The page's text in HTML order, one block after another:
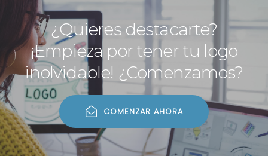
¿Quieres destacarte?
¡Empieza por tener tu logo
inolvidable! ¿Comenzamos?
COMENZAR AHORA